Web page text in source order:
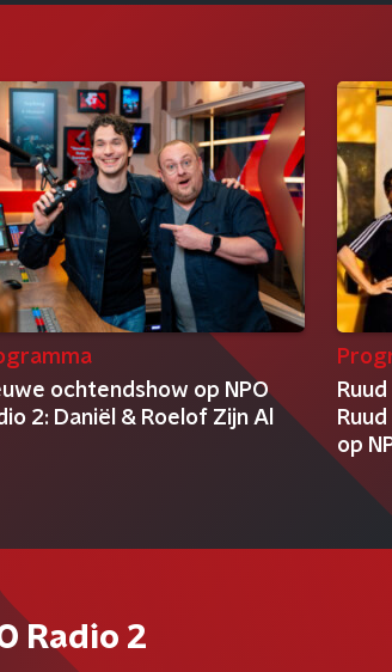
ochtendshow op NPO
2: Daniël & Roelof Zijn Al
op
Radio 2